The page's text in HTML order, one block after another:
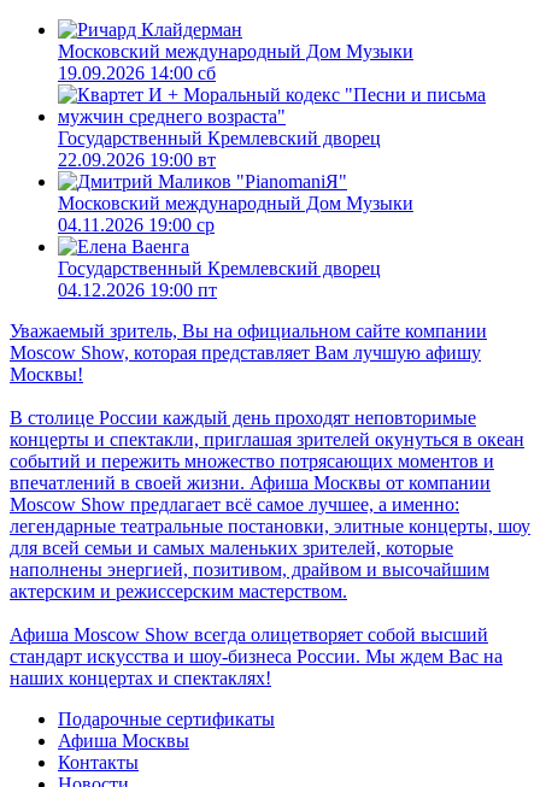
Московский международный Дом Музыки
19.09.2026 14:00 сб
Государственный Кремлевский дворец
22.09.2026 19:00 вт
Московский международный Дом Музыки
04.11.2026 19:00 ср
Государственный Кремлевский дворец
04.12.2026 19:00 пт
Уважаемый зритель, Вы на официальном сайте компании
Moscow Show, которая представляет Вам лучшую афишу
Москвы!
В столице России каждый день проходят неповторимые
концерты и спектакли, приглашая зрителей окунуться в океан
событий и пережить множество потрясающих моментов и
впечатлений в своей жизни. Афиша Москвы от компании
Moscow Show предлагает всё самое лучшее, а именно:
легендарные театральные постановки, элитные концерты, шоу
для всей семьи и самых маленьких зрителей, которые
наполнены энергией, позитивом, драйвом и высочайшим
актерским и режиссерским мастерством.
Афиша Moscow Show всегда олицетворяет собой высший
стандарт искусства и шоу-бизнеса России. Мы ждем Вас на
наших концертах и спектаклях!
Подарочные сертификаты
Афиша Москвы
Контакты